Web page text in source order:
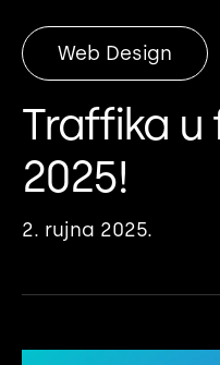
Web Design
Traffika u
2025!
2. rujna 2025.